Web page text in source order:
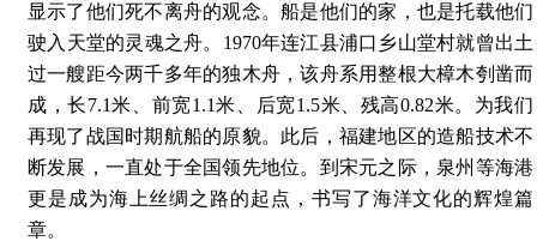
显示了他们死不离舟的观念。船是他们的家，也是托载他们
驶入天堂的灵魂之舟。1970年连江县浦口乡山堂村就曾出土
过一艘距今两千多年的独木舟，该舟系用整根大樟木刳凿而
成，长7.1米、前宽1.1米、后宽1.5米、残高0.82米。为我们
再现了战国时期航船的原貌。此后，福建地区的造船技术不
断发展，一直处于全国领先地位。到宋元之际，泉州等海港
更是成为海上丝绸之路的起点，书写了海洋文化的辉煌篇
章。